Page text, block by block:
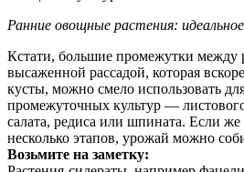
Ранние овощные растения:
Кстати, большие промежутки между
высаженной рассадой, которая
кусты, можно смело использовать
промежуточных культур —
салата, редиса или шпината. Если же
несколько этапов, урожай можно
Возьмите на заметку: